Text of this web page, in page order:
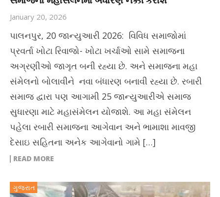
January 20, 2026
પાલનપુર, 20 જાન્યુઆરી 2026: વિવિધ સમાજોમાં
પ્રવર્તા ખોટા રિવાજો- ખોટા ખર્ચાઓ સામે સમાજના
અગ્રણીઓ જાગૃત બની રહ્યા છે. અને સમાજના મહા
સંમેલનો બોલાવીને નવા બંધારણ બનાવી રહ્યા છે. રબારી
સમાજ દ્વારા પણ આગામી 25 જાન્યુઆરીએ સમાજ
સુધારણા માટે મહાસંમેલન યોજાશે. આ મહા સંમેલન
પહેલા રબારી સમાજના આગેવાન અને ભામાશા માવજી
દેસાઇ સહિતના અનેક આગેવાનો ગામે […]
READ MORE
ગુજરાત